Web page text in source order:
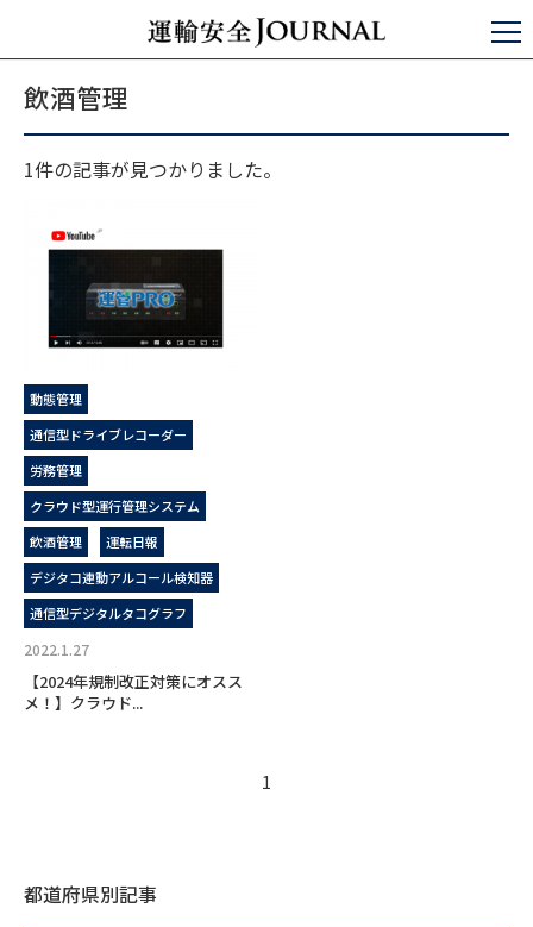
飲酒管理
飲酒管理
1件の記事が見つかりました。
動態管理
通信型ドライブレコーダー
労務管理
クラウド型運行管理システム
飲酒管理
運転日報
デジタコ連動アルコール検知器
通信型デジタルタコグラフ
2022.1.27
【2024年規制改正対策にオスス
メ！】クラウド...
1
都道府県別記事